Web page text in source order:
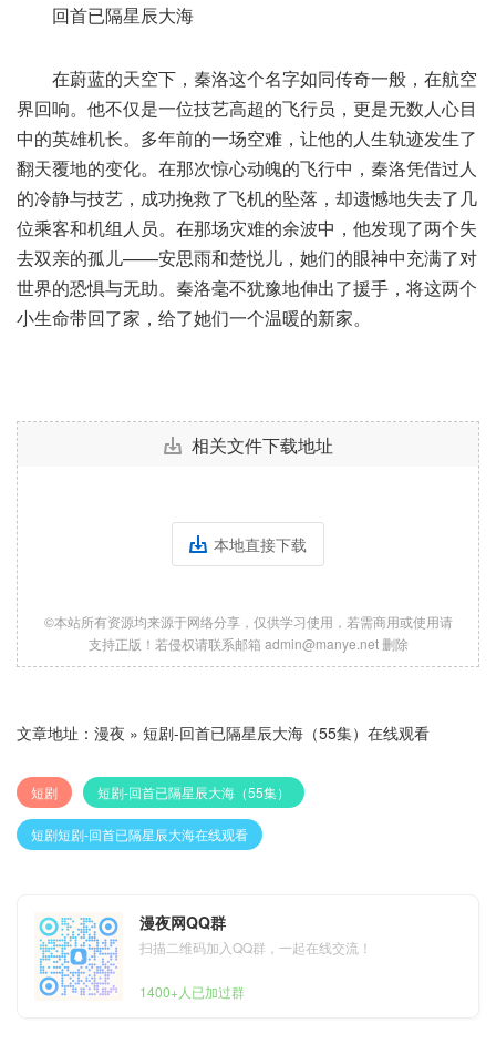
回首已隔星辰大海
在蔚蓝的天空下，秦洛这个名字如同传奇一般，在航空
界回响。他不仅是一位技艺高超的飞行员，更是无数人心目
中的英雄机长。多年前的一场空难，让他的人生轨迹发生了
翻天覆地的变化。在那次惊心动魄的飞行中，秦洛凭借过人
的冷静与技艺，成功挽救了飞机的坠落，却遗憾地失去了几
位乘客和机组人员。在那场灾难的余波中，他发现了两个失
去双亲的孤儿——安思雨和楚悦儿，她们的眼神中充满了对
世界的恐惧与无助。秦洛毫不犹豫地伸出了援手，将这两个
小生命带回了家，给了她们一个温暖的新家。
相关文件下载地址
本地直接下载
©本站所有资源均来源于网络分享，仅供学习使用，若需商用或使用请
支持正版！若侵权请联系邮箱 admin@manye.net 删除
文章地址： 漫夜 » 短剧-回首已隔星辰大海（55集）在线观看
短剧 短剧-回首已隔星辰大海（55集）
短剧短剧-回首已隔星辰大海在线观看
漫夜网QQ群
扫描二维码加入QQ群，一起在线交流！
1400+人已加过群